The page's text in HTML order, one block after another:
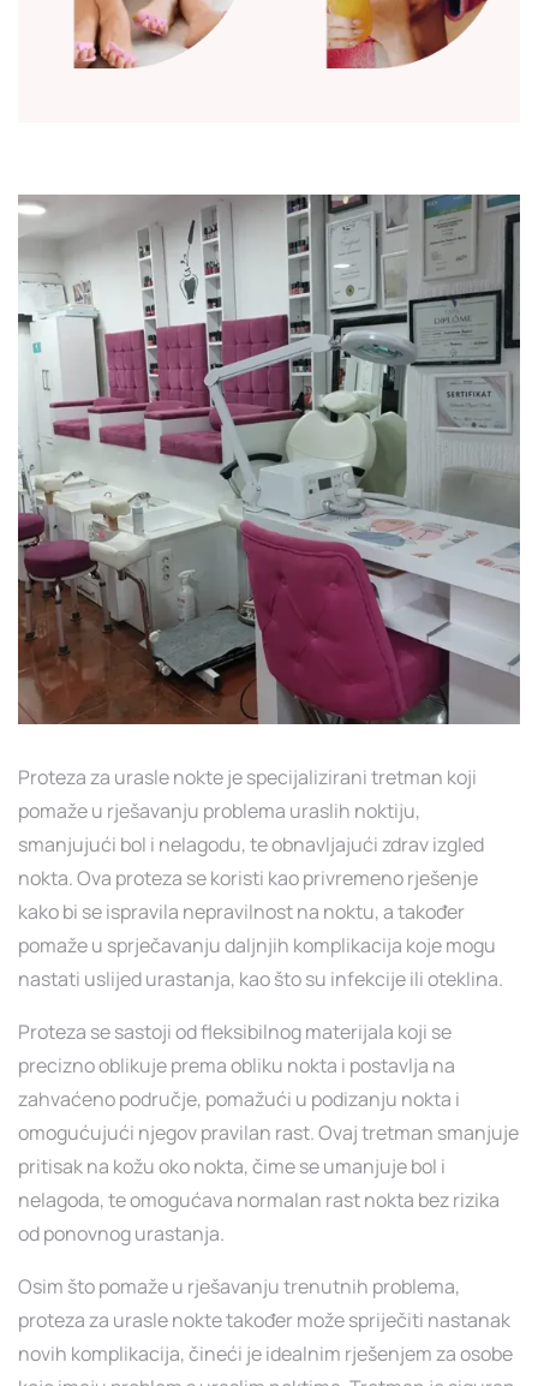
Proteza za urasle nokte je specijalizirani tretman koji
pomaže u rješavanju problema uraslih noktiju,
smanjujući bol i nelagodu, te obnavljajući zdrav izgled
nokta. Ova proteza se koristi kao privremeno rješenje
kako bi se ispravila nepravilnost na noktu, a također
pomaže u sprječavanju daljnjih komplikacija koje mogu
nastati uslijed urastanja, kao što su infekcije ili oteklina.
Proteza se sastoji od fleksibilnog materijala koji se
precizno oblikuje prema obliku nokta i postavlja na
zahvaćeno područje, pomažući u podizanju nokta i
omogućujući njegov pravilan rast. Ovaj tretman smanjuje
pritisak na kožu oko nokta, čime se umanjuje bol i
nelagoda, te omogućava normalan rast nokta bez rizika
od ponovnog urastanja.
Osim što pomaže u rješavanju trenutnih problema,
proteza za urasle nokte također može spriječiti nastanak
novih komplikacija, čineći je idealnim rješenjem za osobe